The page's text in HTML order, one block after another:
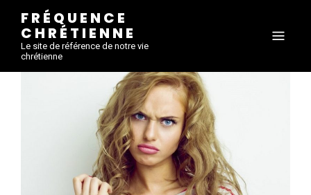
FRÉQUENCE
CHRÉTIENNE
Le site de référence de notre vie
chrétienne